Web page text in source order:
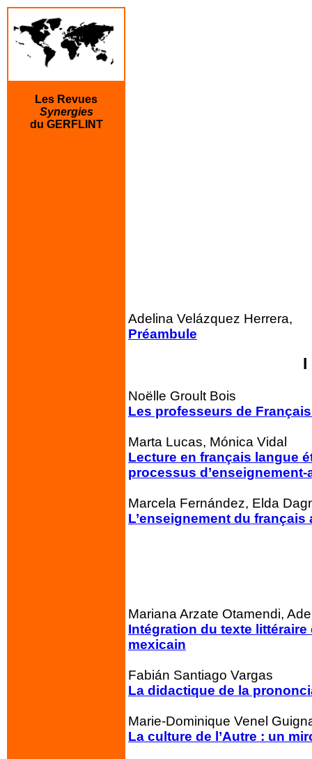
Les Revues
Synergies
du GERFLINT
Adelina Velázquez Herrera,
Préambule
I
Noëlle Groult Bois
Les professeurs de
Marta Lucas, Mónica Vidal
Lecture en français langue
processus
Marcela Fernández, Elda
L’enseignement du
Mariana Arzate Otamendi,
Intégration du texte
mexicain
Fabián Santiago Vargas
La didactique de la
Marie-Dominique Venel
La culture de l’Autre : un